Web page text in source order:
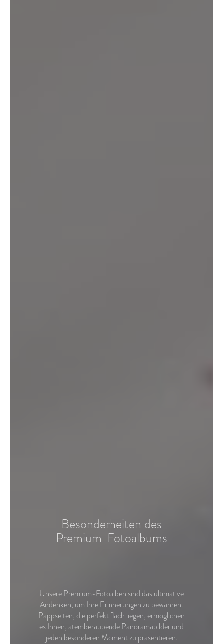
Besonderheiten des
Premium-Fotoalbums
Unsere Premium-Fotoalben sind das ultimative
Andenken, um Ihre Erinnerungen zu bewahren.
Pappseiten, die perfekt flach liegen, ermöglichen
es Ihnen, atemberaubende Panoramabilder und
jeden besonderen Moment zu präsentieren.